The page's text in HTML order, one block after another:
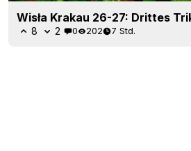
Wisła Krakau 26-27: Drittes
8 2 0 202 7 Std.